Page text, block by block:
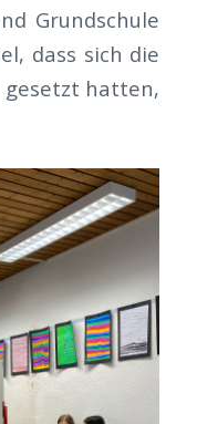
Grundschule
dass sich die
gesetzt hatten,